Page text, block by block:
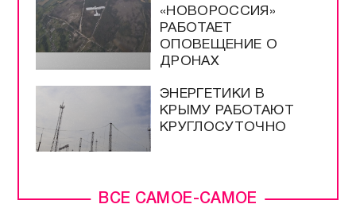
ВСЕ САМОЕ-САМОЕ
«НОВОРОССИЯ»
РАБОТАЕТ
ОПОВЕЩЕНИЕ О
ДРОНАХ
ЭНЕРГЕТИКИ В
КРЫМУ РАБОТАЮТ
КРУГЛОСУТОЧНО